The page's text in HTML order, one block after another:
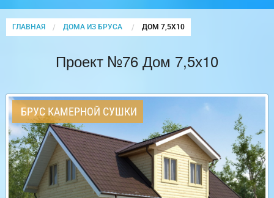
ГЛАВНАЯ ДОМА ИЗ БРУСА CURRENT:
ДОМ 7,5Х10
Проект №76 Дом 7,5х10
БРУС КАМЕРНОЙ СУШКИ